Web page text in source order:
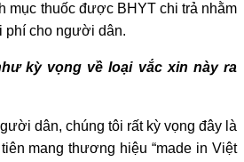
mục thuốc được BHYT chi trả nhằm
phí cho người dân.
kỳ vọng về loại vắc xin này ra
dân, chúng tôi rất kỳ vọng đây là
mang thương hiệu “made in Việt